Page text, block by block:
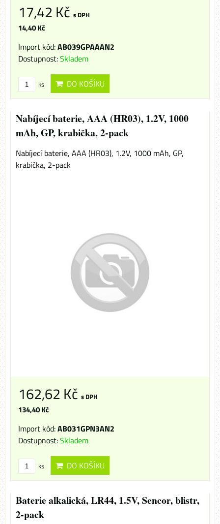
17,42 Kč s DPH
14,40 Kč
Import kód:AB039GPAAAN2
Dostupnost:Skladem
ks DO KOŠÍKU
Nabíjecí baterie, AAA (HR03), 1.2V, 1000
mAh, GP, krabička, 2-pack
Nabíjecí baterie, AAA (HR03), 1.2V, 1000 mAh, GP,
krabička, 2-pack
162,62 Kč s DPH
134,40 Kč
Import kód:AB031GPN3AN2
Dostupnost:Skladem
ks DO KOŠÍKU
Baterie alkalická, LR44, 1.5V, Sencor, blistr,
2-pack